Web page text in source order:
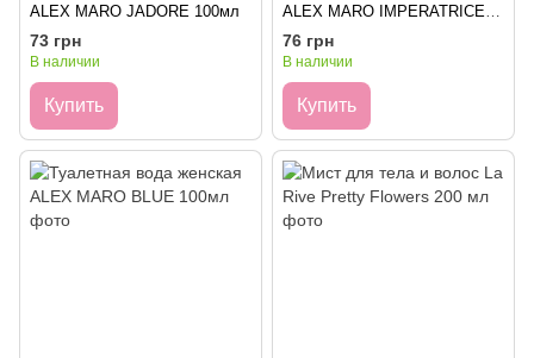
ALEX MARO JADORE 100мл
73 грн
В наличии
Купить
ALEX MARO IMPERATRICE
100мл
76 грн
В наличии
Купить